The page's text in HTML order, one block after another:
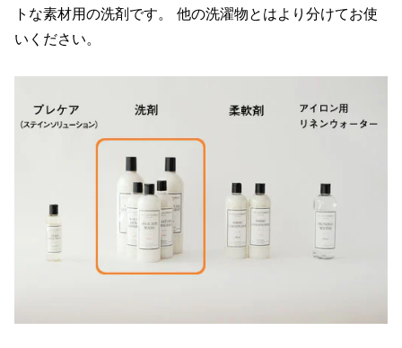
トな素材用の洗剤です。 他の洗濯物とはより分けてお使
いください。